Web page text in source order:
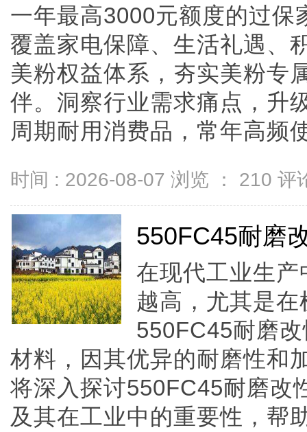
一年最高3000元额度的过保
覆盖家电保障、生活礼遇、
美粉权益体系，夯实美粉专
伴。洞察行业需求痛点，升
周期耐用消费品，常年高频
时间 : 2026-08-07 浏览 ： 210 评
550FC45耐磨
在现代工业生
越高，尤其是
550FC45耐磨
材料，因其优异的耐磨性和
将深入探讨550FC45耐磨改
及其在工业中的重要性，帮